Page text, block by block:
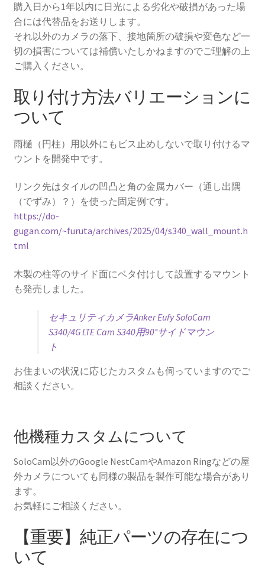
購入日から1年以内に日光による劣化や破損があった場
合には代替品をお送りします。
それ以外のカメラの落下、接地箇所の破損や変色など一
切の損害については補償いたしかねますのでご理解の上
ご購入ください。
取り付け方法バリエーションに
ついて
雨樋（円柱）用以外にもビス止めしないで取り付けるマ
ウントを開発中です。
リンク先はタイルの凹凸と角の金属カバー（通し出隅
（でずみ）？）を使った固定例です。
https://do-
gugan.com/~furuta/archives/2025/04/s340_wall_mount.h
tml
木製の柱等のサイド面にベタ付けして設置するマウント
も発売しました。
セキュリティカメラAnker Eufy SoloCam
S340/4G LTE Cam S340用90°サイドマウン
ト
お住まいの状況に応じたカスタムも伺っていますのでご
相談ください。
他機種カスタムについて
SoloCam以外のGoogle NestCamやAmazon Ringなどの屋
外カメラについても同様の製品を製作可能な場合があり
ます。
お気軽にご相談ください。
【重要】純正パーツの存在につ
いて